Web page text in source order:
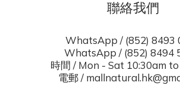
聯絡我們
WhatsApp / (852) 8493
WhatsApp / (852) 8494
時間 / Mon - Sat 10:30am
電郵 /